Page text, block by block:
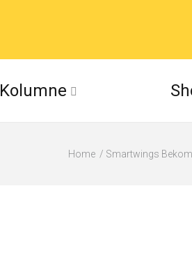
Kolumne
Home Smartwings